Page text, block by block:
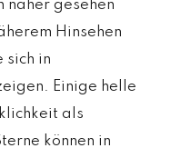
näher gesehen
Hinsehen
sich in
Einige helle
als
können in